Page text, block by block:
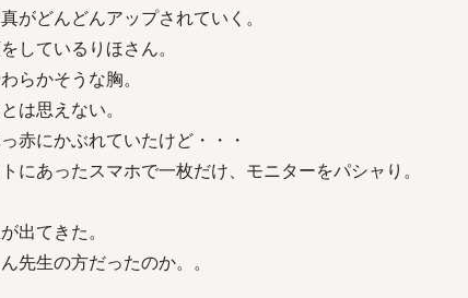
がどんどんアップされていく。
しているりほさん。
らかそうな胸。
は思えない。
赤にかぶれていたけど・・・
にあったスマホで一枚だけ、モニターをパシャり。
出てきた。
先生の方だったのか。。